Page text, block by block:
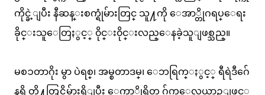
ကိုင္ခဲ့ျပီး နီဆန္းစက္ရုံမ်ားတြင္ သူ႔ကို ေအာ္တိုဂရပ္ေရး
ခိုင္းသူေတြႏွင့္ ၀ိုင္း၀ိုင္းလည္ေနခဲ့သူျဖစ္သည္။
မစၥတာဂိုး မွာ ပဲရစ္၊ အမ္စတာဒမ္၊ ေဘရြက္ႏွင့္ ရီရဲဒီဂ်ေ
နရို တို႔တြင္အိမ္မ်ားရွိျပီး ေကာ္ပိုရိတ္ ဂ်က္ေလယာဥ္ျဖင့္